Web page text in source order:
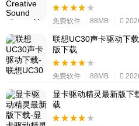
免费软件 88MB
联想UC30声卡驱动下
版下载
免费软件 88MB
显卡驱动精灵最新版下
载